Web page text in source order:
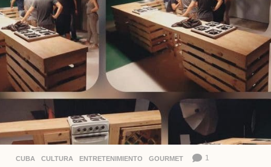
á
s
CUBA ,CULTURA ,ENTRETENIMIENTO ,GOURMET 1